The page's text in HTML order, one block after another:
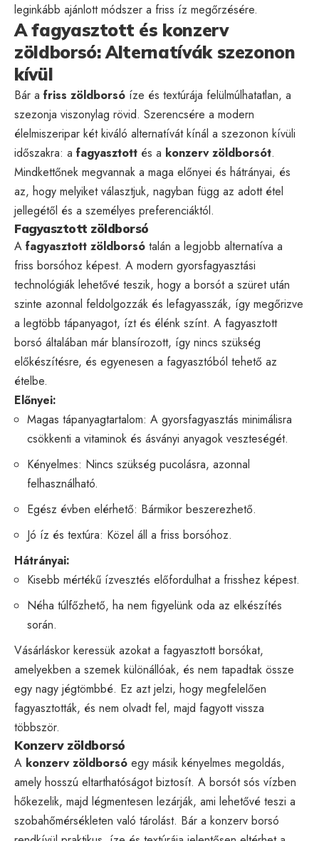
leginkább ajánlott módszer a friss íz megőrzésére.
A fagyasztott és konzerv
zöldborsó: Alternatívák szezonon
kívül
Bár a friss zöldborsó íze és textúrája felülmúlhatatlan, a
szezonja viszonylag rövid. Szerencsére a modern
élelmiszeripar két kiváló alternatívát kínál a szezonon kívüli
időszakra: a fagyasztott és a konzerv zöldborsót.
Mindkettőnek megvannak a maga előnyei és hátrányai, és
az, hogy melyiket választjuk, nagyban függ az adott étel
jellegétől és a személyes preferenciáktól.
Fagyasztott zöldborsó
A fagyasztott zöldborsó talán a legjobb alternatíva a
friss borsóhoz képest. A modern gyorsfagyasztási
technológiák lehetővé teszik, hogy a borsót a szüret után
szinte azonnal feldolgozzák és lefagyasszák, így megőrizve
a legtöbb tápanyagot, ízt és élénk színt. A fagyasztott
borsó általában már blansírozott, így nincs szükség
előkészítésre, és egyenesen a fagyasztóból tehető az
ételbe.
Előnyei:
Magas tápanyagtartalom: A gyorsfagyasztás minimálisra
csökkenti a vitaminok és ásványi anyagok veszteségét.
Kényelmes: Nincs szükség pucolásra, azonnal
felhasználható.
Egész évben elérhető: Bármikor beszerezhető.
Jó íz és textúra: Közel áll a friss borsóhoz.
Hátrányai:
Kisebb mértékű ízvesztés előfordulhat a frisshez képest.
Néha túlfőzhető, ha nem figyelünk oda az elkészítés
során.
Vásárláskor keressük azokat a fagyasztott borsókat,
amelyekben a szemek különállóak, és nem tapadtak össze
egy nagy jégtömbbé. Ez azt jelzi, hogy megfelelően
fagyasztották, és nem olvadt fel, majd fagyott vissza
többször.
Konzerv zöldborsó
A konzerv zöldborsó egy másik kényelmes megoldás,
amely hosszú eltarthatóságot biztosít. A borsót sós vízben
hőkezelik, majd légmentesen lezárják, ami lehetővé teszi a
szobahőmérsékleten való tárolást. Bár a konzerv borsó